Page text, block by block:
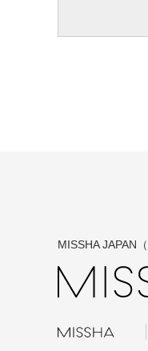
MISSHA JAPAN